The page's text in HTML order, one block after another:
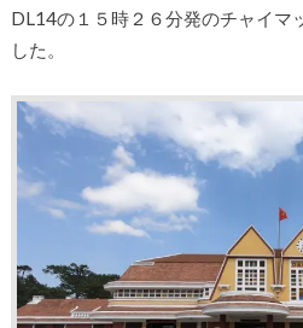
DL14の１５時２６分発のチャイマ
した。